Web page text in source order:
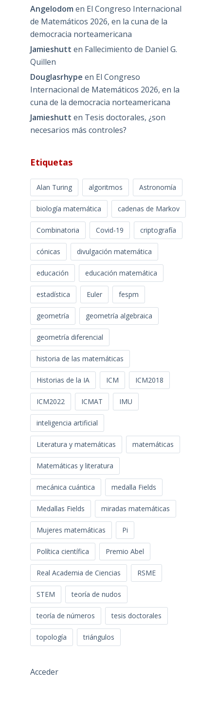
Angelodom en El Congreso Internacional
de Matemáticos 2026, en la cuna de la
democracia norteamericana
Jamieshutt en Fallecimiento de Daniel G.
Quillen
Douglasrhype en El Congreso
Internacional de Matemáticos 2026, en la
cuna de la democracia norteamericana
Jamieshutt en Tesis doctorales, ¿son
necesarios más controles?
Etiquetas
Alan Turing algoritmos Astronomía
biología matemática cadenas de Markov
Combinatoria Covid-19 criptografía
cónicas divulgación matemática
educación educación matemática
estadística Euler fespm
geometría geometría algebraica
geometría diferencial
historia de las matemáticas
Historias de la IA ICM ICM2018
ICM2022 ICMAT IMU
inteligencia artificial
Literatura y matemáticas matemáticas
Matemáticas y literatura
mecánica cuántica medalla Fields
Medallas Fields miradas matemáticas
Mujeres matemáticas Pi
Política científica Premio Abel
Real Academia de Ciencias RSME
STEM teoría de nudos
teoría de números tesis doctorales
topología triángulos
Acceder